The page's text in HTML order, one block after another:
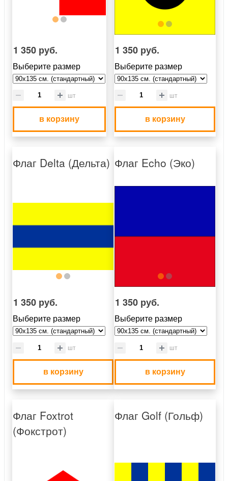
1 350 руб.
Выберите размер
шт
в корзину
1 350 руб.
Выберите размер
шт
в корзину
Флаг Delta (Дельта)
1 350 руб.
Выберите размер
шт
в корзину
Флаг Echo (Эко)
1 350 руб.
Выберите размер
шт
в корзину
Флаг Foxtrot
(Фокстрот)
Флаг Golf (Гольф)